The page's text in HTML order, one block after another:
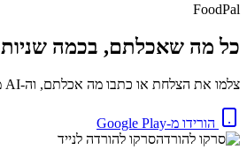
FoodPal
כל מה שאכלתם, בכמה שניות
צלמו את הצלחת או כתבו מה אכלתם, וה-AI מחשב קלוריות, חלבון ומאקרו באופן מיידי. בחינם.
הורידו מ-Google Play
סרקו להורדה לנייד